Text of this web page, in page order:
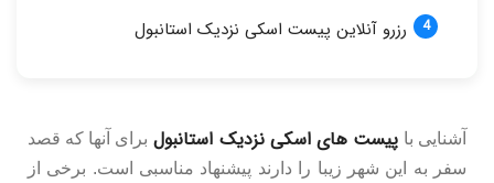
رزرو آنلاین پیست اسکی نزدیک استانبول
آشنایی با پیست های اسکی نزدیک استانبول برای آنها که قصد
سفر به این شهر زیبا را دارند پیشنهاد مناسبی است. برخی از